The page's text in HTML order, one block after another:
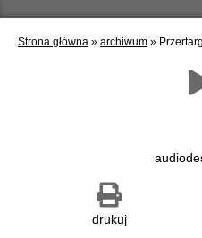
Strona główna » archiwum »
Poprzedni
drukuj